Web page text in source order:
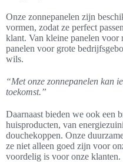
Onze zonnepanelen zijn
vormen, zodat ze perfect
klant. Van kleine panelen voor
panelen voor grote
wils.
“Met onze zonnepanelen kan
toekomst.”
Daarnaast bieden we ook een
huisproducten, van
douchekoppen. Onze
ze niet alleen goed zijn voor
voordelig is voor onze klanten.